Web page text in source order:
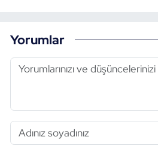
Yorumlar